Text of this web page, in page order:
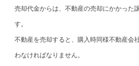
売却代金からは、不動産の売却にかかった
す。
不動産を売却すると、購入時同様不動産会
わなければなりません。